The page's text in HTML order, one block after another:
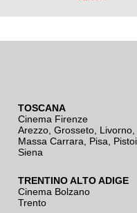
TOSCANA
Cinema Firenze
Arezzo Grosseto Livorno
Massa Carrara
Pisa
Siena
TRENTINO ALTO ADIGE
Cinema Bolzano
Trento